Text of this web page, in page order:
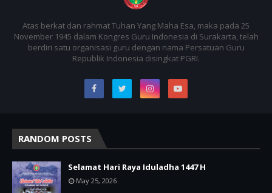
Atas berkat dan rahmat Tuhan Yang Maha Esa, maka pada 25
November 1945 dalam Kongres Guru Indonesia di Surakarta, telah
berdiri satu organisasi guru dengan nama Persatuan Guru
Republik Indonesia disingkat PGRI.
RANDOM POSTS
Selamat Hari Raya Iduladha 1447 H
May 25, 2026